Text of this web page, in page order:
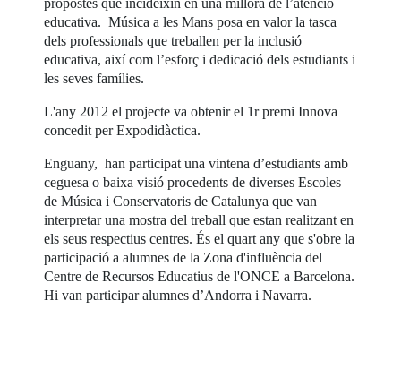
educativa. Música a les Mans posa en valor la tasca
dels professionals que treballen per la inclusió
educativa, així com l’esforç i dedicació dels estudiants i
les seves famílies.
L'any 2012 el projecte va obtenir el 1r premi Innova
concedit per Expodidàctica.
Enguany, han participat una vintena d’estudiants amb
ceguesa o baixa visió procedents de diverses Escoles
de Música i Conservatoris de Catalunya que van
interpretar una mostra del treball que estan realitzant en
els seus respectius centres. És el quart any que s'obre la
participació a alumnes de la Zona d'influència del
Centre de Recursos Educatius de l'ONCE a Barcelona.
Hi van participar alumnes d’Andorra i Navarra.